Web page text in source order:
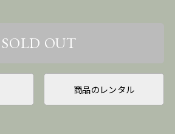
商品のレンタル